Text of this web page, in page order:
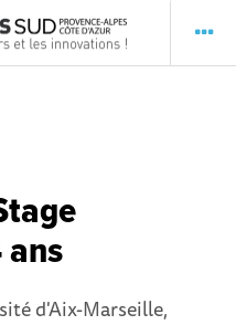
d'Aix-Marseille,